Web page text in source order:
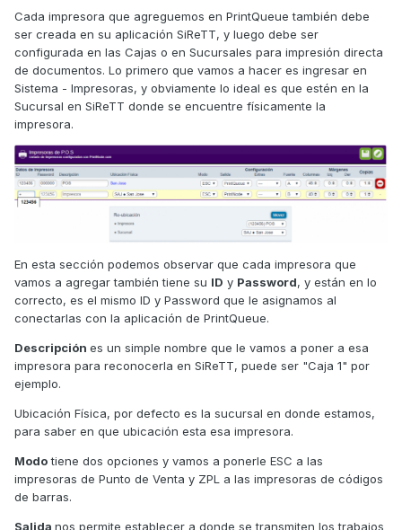
Cada impresora que agreguemos en PrintQueue también debe
ser creada en su aplicación SiReTT, y luego debe ser
configurada en las Cajas o en Sucursales para impresión directa
de documentos. Lo primero que vamos a hacer es ingresar en
Sistema - Impresoras, y obviamente lo ideal es que estén en la
Sucursal en SiReTT donde se encuentre físicamente la
impresora.
En esta sección podemos observar que cada impresora que
vamos a agregar también tiene su ID y Password, y están en lo
correcto, es el mismo ID y Password que le asignamos al
conectarlas con la aplicación de PrintQueue.
Descripción es un simple nombre que le vamos a poner a esa
impresora para reconocerla en SiReTT, puede ser "Caja 1" por
ejemplo.
Ubicación Física, por defecto es la sucursal en donde estamos,
para saber en que ubicación esta esa impresora.
Modotiene dos opciones y vamos a ponerle ESC a las
impresoras de Punto de Venta y ZPL a las impresoras de códigos
de barras.
Salida nos permite establecer a donde se transmiten los trabajos